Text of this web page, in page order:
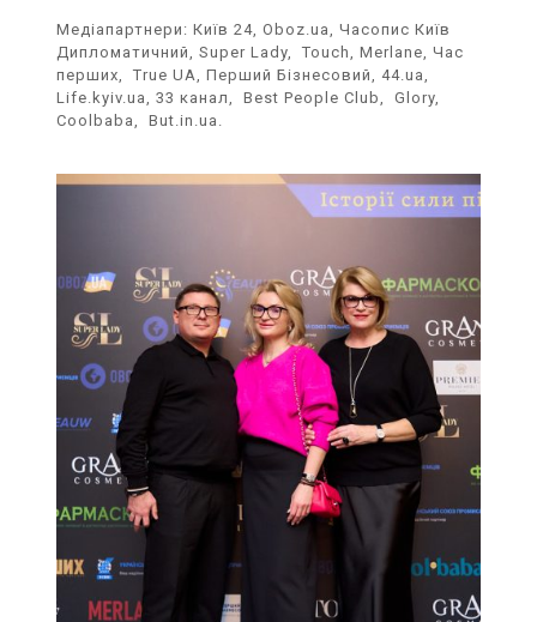
Медіапартнери: Київ 24, Oboz.ua, Часопис Київ
Дипломатичний, Super Lady, Touch, Merlane, Час
перших, True UA, Перший Бізнесовий, 44.ua,
Life.kyiv.ua, 33 канал, Best People Club, Glory,
Coolbaba, But.in.ua.